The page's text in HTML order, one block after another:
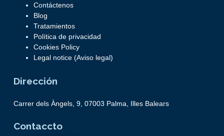
Contáctenos
Blog
Tratamientos
Política de privacidad
Cookies Policy
Legal notice (Aviso legal)
Dirección
Carrer dels Àngels, 9, 07003 Palma, Illes Balears
Contaccto